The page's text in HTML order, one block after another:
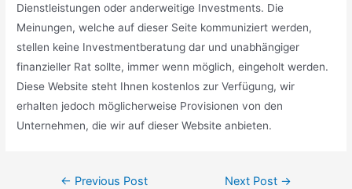
Dienstleistungen oder anderweitige Investments. Die
Meinungen, welche auf dieser Seite kommuniziert werden,
stellen keine Investmentberatung dar und unabhängiger
finanzieller Rat sollte, immer wenn möglich, eingeholt werden.
Diese Website steht Ihnen kostenlos zur Verfügung, wir
erhalten jedoch möglicherweise Provisionen von den
Unternehmen, die wir auf dieser Website anbieten.
Post← Previous Post Next Post →